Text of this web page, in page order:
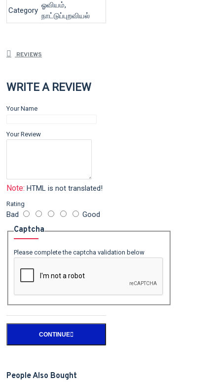
Category
ஓவியம்,
நாட்டுப்புறவியல்
REVIEWS
WRITE A REVIEW
Your Name
Your Review
Note: HTML is not translated!
Rating
Bad Good
Captcha
Please complete the captcha validation below
CONTINUE
People Also Bought